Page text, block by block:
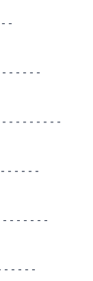
-
- - - - - -
- - - - - - - - -
- - - - -
- - - - - - -
- - - - -